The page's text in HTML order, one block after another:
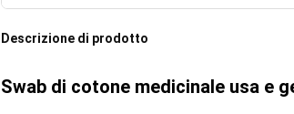
Descrizione di prodotto
Swab di cotone medicinale usa e